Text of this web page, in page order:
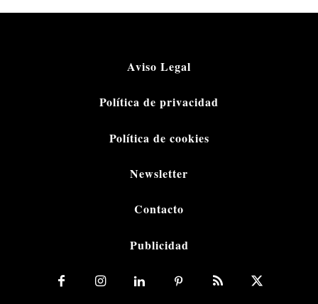
Aviso Legal
Política de privacidad
Política de cookies
Newsletter
Contacto
Publicidad